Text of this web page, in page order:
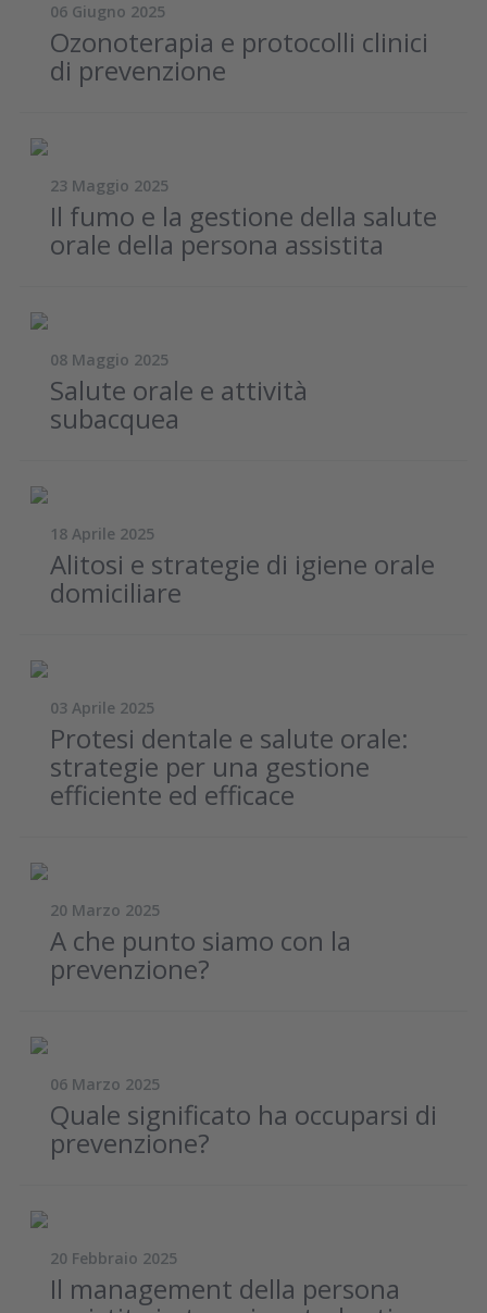
06 Giugno 2025
Ozonoterapia e protocolli clinici
di prevenzione
23 Maggio 2025
Il fumo e la gestione della salute
orale della persona assistita
08 Maggio 2025
Salute orale e attività
subacquea
18 Aprile 2025
Alitosi e strategie di igiene orale
domiciliare
03 Aprile 2025
Protesi dentale e salute orale:
strategie per una gestione
efficiente ed efficace
20 Marzo 2025
A che punto siamo con la
prevenzione?
06 Marzo 2025
Quale significato ha occuparsi di
prevenzione?
20 Febbraio 2025
Il management della persona